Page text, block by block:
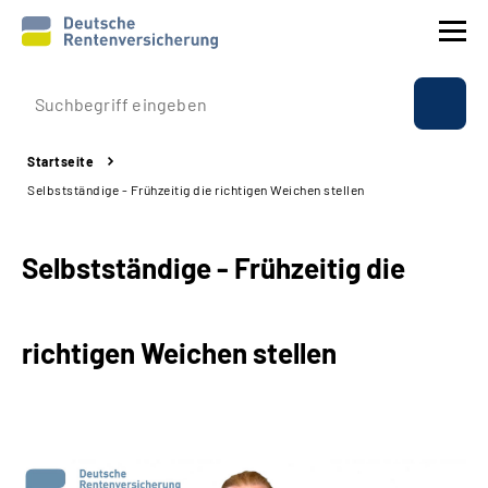
Prävention
Reha
Experten
Online-Services
Startseite
Selbstständige - Frühzeitig die richtigen Weichen stellen
Selbstständige - Frühzeitig die
richtigen Weichen stellen